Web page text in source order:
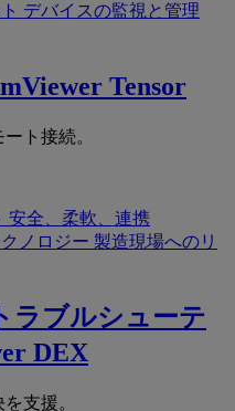
デバイスの監視と管理
Tensor
ト接続。
安全、柔軟、連携
ノロジー 製造現場へのリ
ラブルシューテ
DEX
支援。